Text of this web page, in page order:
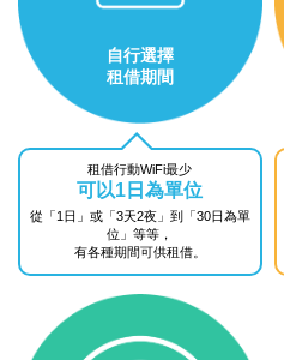
自行選擇
租借期間
租借行動WiFi最少
可以1日為單位
從「1日」或「3天2夜」到 「30日為單
位」等等，
有各種期間可供租借。